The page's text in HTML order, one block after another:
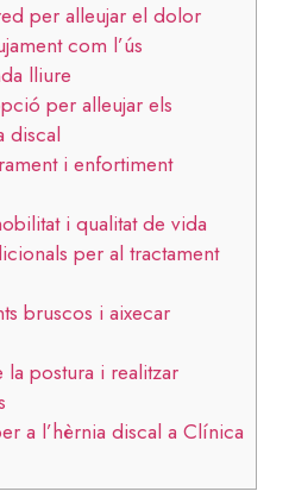
per alleujar el dolor
com l’ús
lliure
per alleujar els
discal
i enfortiment
i qualitat de vida
per al tractament
bruscos i aixecar
la postura i realitzar
a l’hèrnia discal a Clínica